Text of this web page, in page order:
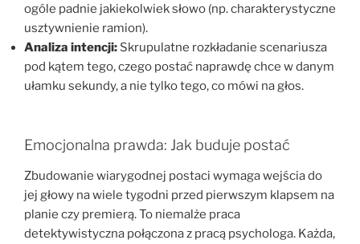
ogóle padnie jakiekolwiek słowo (np. charakterystyczne
usztywnienie ramion).
Analiza intencji: Skrupulatne rozkładanie scenariusza
pod kątem tego, czego postać naprawdę chce w danym
ułamku sekundy, a nie tylko tego, co mówi na głos.
Emocjonalna prawda: Jak buduje postać
Zbudowanie wiarygodnej postaci wymaga wejścia do
jej głowy na wiele tygodni przed pierwszym klapsem na
planie czy premierą. To niemalże praca
detektywistyczna połączona z pracą psychologa. Każda,